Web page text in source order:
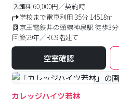
入館料 60,000円／契約時
学校まで電車利用 35分 14518m
京王電鉄井の頭線神泉駅 徒歩3分
築29年／RC9階建て
空室確認
#予約受付中 #空室待ち
カレッジハイツ若林